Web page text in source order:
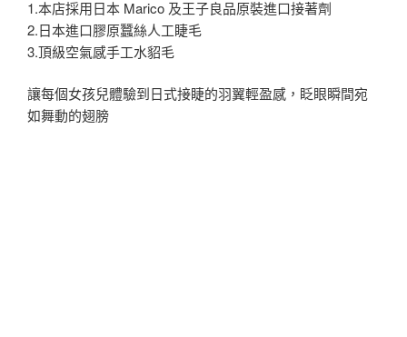
1.本店採用日本 Marico 及王子良品原裝進口接著劑
2.日本進口膠原蠶絲人工睫毛
3.頂級空氣感手工水貂毛
讓每個女孩兒體驗到日式接睫的羽翼輕盈感，眨眼瞬間宛
如舞動的翅膀